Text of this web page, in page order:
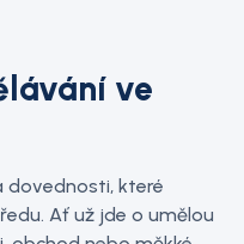
ve
dovednosti, které
Ať už jde o umělou